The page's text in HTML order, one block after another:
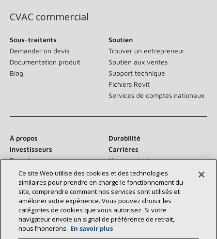
CVAC commercial
Sous-traitants
Demander un devis
Documentation produit
Blog
Soutien
Trouver un entrepreneur
Soutien aux ventes
Support technique
Fichiers Revit
Services de comptes nationaux
À propos
Durabilité
Investisseurs
Carrières
Fournisseurs
Nous contacter
Salle de presse
Communiquez avec nous :
Ce site Web utilise des cookies et des technologies
similaires pour prendre en charge le fonctionnement du
site, comprendre comment nos services sont utilisés et
améliorer votre expérience. Vous pouvez choisir les
catégories de cookies que vous autorisez. Si votre
navigateur envoie un signal de préférence de retrait,
nous l’honorons. En savoir plus